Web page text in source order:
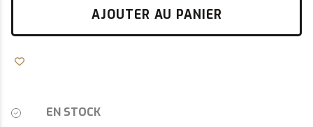
AJOUTER AU PANIER
EN STOCK